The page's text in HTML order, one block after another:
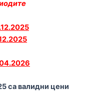
са валидни цени